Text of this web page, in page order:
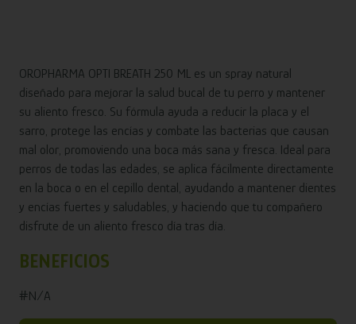
OROPHARMA OPTI BREATH 250 ML es un spray natural
diseñado para mejorar la salud bucal de tu perro y mantener
su aliento fresco. Su fórmula ayuda a reducir la placa y el
sarro, protege las encías y combate las bacterias que causan
mal olor, promoviendo una boca más sana y fresca. Ideal para
perros de todas las edades, se aplica fácilmente directamente
en la boca o en el cepillo dental, ayudando a mantener dientes
y encías fuertes y saludables, y haciendo que tu compañero
disfrute de un aliento fresco día tras día.
BENEFICIOS
#N/A